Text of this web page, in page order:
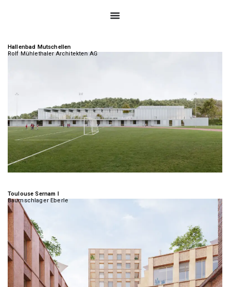
Hallenbad Mutschellen
Rolf Mühlethaler Architekten AG
Toulouse Sernam I
Baumschlager Eberle